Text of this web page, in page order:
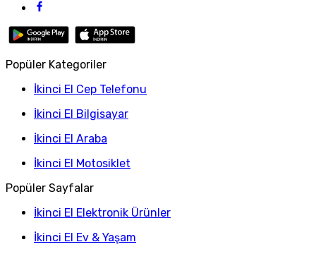
Popüler Kategoriler
İkinci El Cep Telefonu
İkinci El Bilgisayar
İkinci El Araba
İkinci El Motosiklet
Popüler Sayfalar
İkinci El Elektronik Ürünler
İkinci El Ev & Yaşam